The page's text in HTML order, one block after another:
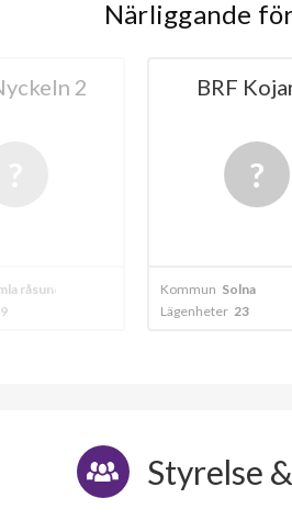
Närliggande
2
råsunda - solna
BRF Kojan
Kommun Solna
Lägenheter 23
Styrelse